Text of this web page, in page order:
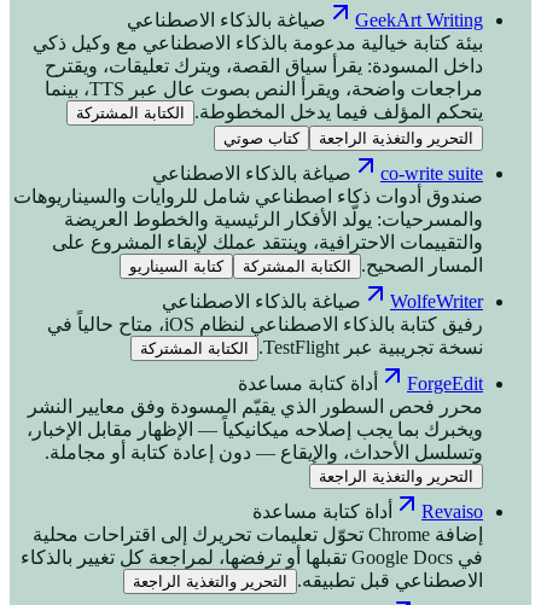
GeekArt Writing
صياغة بالذكاء الاصطناعي
بيئة كتابة خيالية مدعومة بالذكاء الاصطناعي مع وكيل ذكي
داخل المسودة: يقرأ سياق القصة، ويترك تعليقات، ويقترح
مراجعات واضحة، ويقرأ النص بصوت عالٍ عبر TTS، بينما
يتحكم المؤلف فيما يدخل المخطوطة.
الكتابة المشتركة
التحرير والتغذية الراجعة
كتاب صوتي
co-write suite
صياغة بالذكاء الاصطناعي
صندوق أدوات ذكاء اصطناعي شامل للروايات والسيناريوهات
والمسرحيات: يولّد الأفكار الرئيسية والخطوط العريضة
والتقييمات الاحترافية، وينتقد عملك لإبقاء المشروع على
المسار الصحيح.
الكتابة المشتركة كتابة السيناريو
WolfeWriter
صياغة بالذكاء الاصطناعي
رفيق كتابة بالذكاء الاصطناعي لنظام iOS، متاح حالياً في
نسخة تجريبية عبر TestFlight.
الكتابة المشتركة
ForgeEdit
أداة كتابة مساعدة
محرر فحص السطور الذي يقيّم المسودة وفق معايير النشر
ويخبرك بما يجب إصلاحه ميكانيكياً — الإظهار مقابل الإخبار،
وتسلسل الأحداث، والإيقاع — دون إعادة كتابة أو مجاملة.
التحرير والتغذية الراجعة
Revaiso
أداة كتابة مساعدة
إضافة Chrome تحوّل تعليمات تحريرك إلى اقتراحات محلية
في Google Docs تقبلها أو ترفضها، لمراجعة كل تغيير بالذكاء
الاصطناعي قبل تطبيقه.
التحرير والتغذية الراجعة